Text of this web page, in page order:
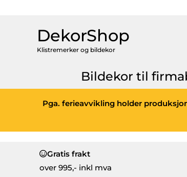
DekorShop
Klistremerker og bildekor
Bildekor til
Pga. ferieavvikling holder
Gratis frakt
over 995,- inkl mva